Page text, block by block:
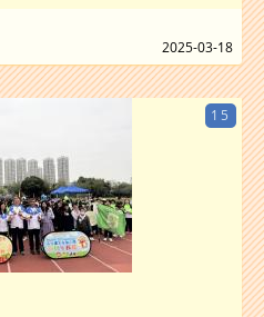
2025-03-18
15